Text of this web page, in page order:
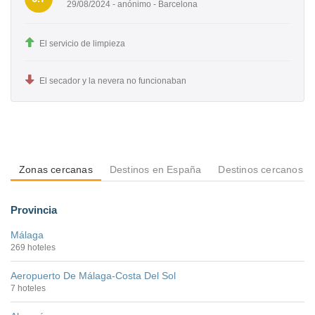
29/08/2024 - anónimo - Barcelona
El servicio de limpieza
El secador y la nevera no funcionaban
Zonas cercanas Destinos en España Destinos cercanos a
Provincia
Málaga
269 hoteles
Aeropuerto De Málaga-Costa Del Sol
7 hoteles